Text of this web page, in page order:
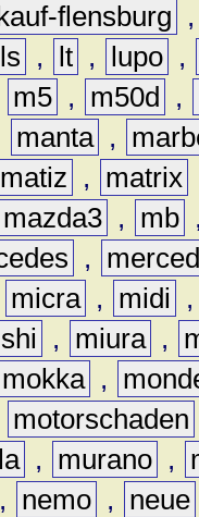
flensburg
ls , lt , lupo ,
m5 , m50d ,
manta ,
matiz , matrix
mazda3 , mb
,
micra , midi
, miura ,
mokka ,
motorschaden
, murano ,
, nemo , neue